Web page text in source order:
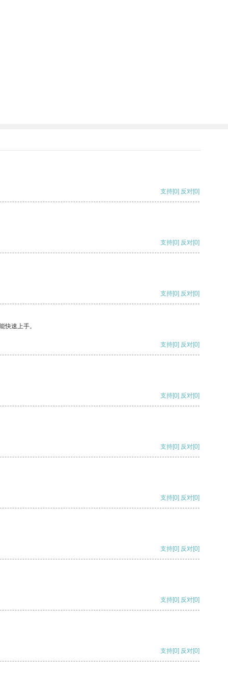
支持[0] 反对[0]
支持[0] 反对[0]
支持[0] 反对[0]
快速上手。
支持[0] 反对[0]
支持[0] 反对[0]
支持[0] 反对[0]
支持[0] 反对[0]
支持[0] 反对[0]
支持[0] 反对[0]
支持[0] 反对[0]